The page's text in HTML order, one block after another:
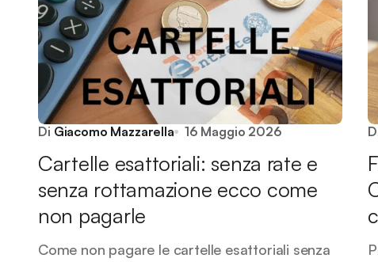
Di Giacomo Mazzarella 16 Maggio 2026
Cartelle esattoriali: senza rate e
senza rottamazione ecco come
non pagarle
Come non pagare le cartelle esattoriali senza